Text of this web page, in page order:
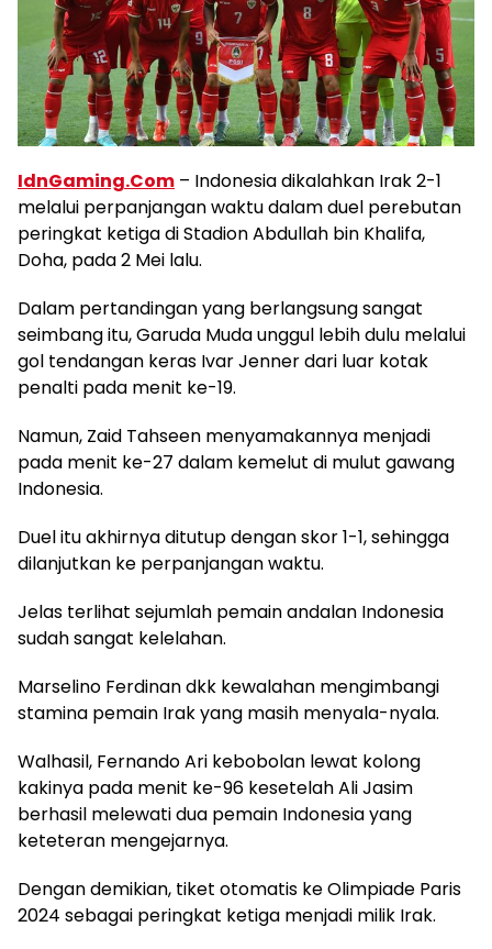
IdnGaming.Com – Indonesia dikalahkan Irak 2-1
melalui perpanjangan waktu dalam duel perebutan
peringkat ketiga di Stadion Abdullah bin Khalifa,
Doha, pada 2 Mei lalu.
Dalam pertandingan yang berlangsung sangat
seimbang itu, Garuda Muda unggul lebih dulu melalui
gol tendangan keras Ivar Jenner dari luar kotak
penalti pada menit ke-19.
Namun, Zaid Tahseen menyamakannya menjadi
pada menit ke-27 dalam kemelut di mulut gawang
Indonesia.
Duel itu akhirnya ditutup dengan skor 1-1, sehingga
dilanjutkan ke perpanjangan waktu.
Jelas terlihat sejumlah pemain andalan Indonesia
sudah sangat kelelahan.
Marselino Ferdinan dkk kewalahan mengimbangi
stamina pemain Irak yang masih menyala-nyala.
Walhasil, Fernando Ari kebobolan lewat kolong
kakinya pada menit ke-96 kesetelah Ali Jasim
berhasil melewati dua pemain Indonesia yang
keteteran mengejarnya.
Dengan demikian, tiket otomatis ke Olimpiade Paris
2024 sebagai peringkat ketiga menjadi milik Irak.